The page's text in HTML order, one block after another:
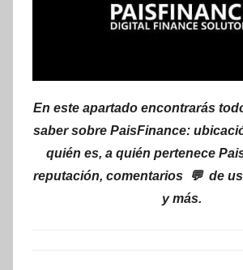
En este apartado encontrarás
saber sobre PaisFinance:
quién es, a quién pertenece
reputación, comentarios 💬 de
y más.